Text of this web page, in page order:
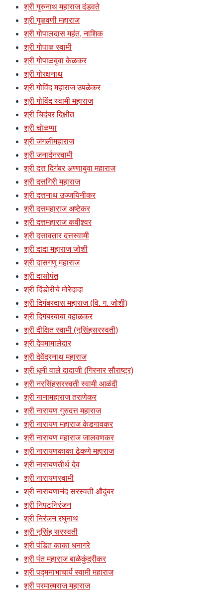
श्री गुरुनाथ महाराज दंडवते
श्री गुळवणी महाराज
श्री गोपालदास महंत, नाशिक
श्री गोपाळ स्वामी
श्री गोपाळबुवा केळकर
श्री गोरक्षनाथ
श्री गोविंद महाराज उपळेकर
श्री गोविंद स्वामी महाराज
श्री चिदंबर दिक्षीत
श्री चोळप्पा
श्री जंगलीमहाराज
श्री जनार्दनस्वामी
श्री दत्त दिगंबर अण्णाबुवा महाराज
श्री दत्तगिरी महाराज
श्री दत्तनाथ उज्जयिनीकर
श्री दत्तमहाराज अष्टेकर
श्री दत्तमहाराज कवीश्र्वर
श्री दत्तावतार दत्तस्वामी
श्री दादा महाराज जोशी
श्री दासगणु महाराज
श्री दासोपंत
श्री दिंडोरीचे मोरेदादा
श्री दिगंबरदास महाराज (वि. ग. जोशी)
श्री दिगंबरबाबा वहाळकर
श्री दीक्षित स्वामी (नृसिंहसरस्वती)
श्री देवमामालेदार
श्री देवेंद्रनाथ महाराज
श्री धूनी वाले दादाजी (गिरनार सौराष्ट्र)
श्री नरसिंहसरस्वती स्वामी आळंदी
श्री नानामहाराज तराणेकर
श्री नारायण गुरुदत्त महाराज
श्री नारायण महाराज केडगावकर
श्री नारायण महाराज जालवणकर
श्री नारायणकाका ढेकणे महाराज
श्री नारायणतीर्थ देव
श्री नारायणस्वामी
श्री नारायणानंद सरस्वती औदुंबर
श्री निपटनिरंजन
श्री निरंजन रघुनाथ
श्री नृसिंह सरस्वती
श्री पंडित काका धनागरे
श्री पंत महाराज बाळेकुंद्रीकर
श्री पद्मनाभाचार्य स्वामी महाराज
श्री परमात्मराज महाराज